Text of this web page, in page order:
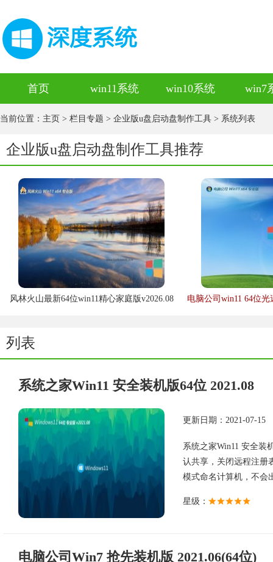
首页 win11系统 win10系统 win7
当前位置： 主页 > 栏目专题 > 企业版u盘启动盘制作工具 > 系统列表
企业版u盘启动盘制作工具推荐
风林火山最新64位win11精心家庭版v2026.08 电脑公司win11 64位
列表
系统之家Win11 安全装机版64位 2021.08
更新日期：2021-07-15
系统之家Win11 安全装
认共享，关闭远程注册
模式命名计算机，不会
星级：
电脑公司Win7 抢先装机版 2021.06(64位)